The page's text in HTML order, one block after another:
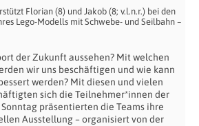
Florian (8) und Jakob (8; v.l.n.r.) bei den
Lego-Modells mit Schwebe- und Seilbahn –
der Zukunft aussehen? Mit welchen
wir uns beschäftigen und wie kann
werden? Mit diesen und vielen
sich die Teilnehmer*innen der
präsentierten die Teams ihre
Ausstellung – organisiert von der